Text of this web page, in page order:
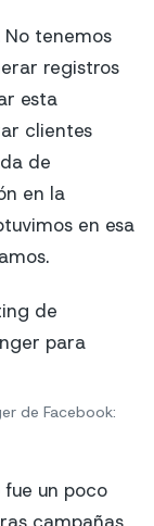
No tenemos
registros
esta
clientes
de
en la
en esa
de Facebook:
un poco
campañas